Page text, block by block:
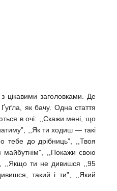
цікавими заголовками. Де
як бачу. Одна стаття
в очі: ,,Скажи мені, що
,,Як ти ходиш — такі
тебе до дрібниць”, ,,Твоя
майбутнім”, ,,Покажи свою
,,Якщо ти не дивишся ,,95
такий і ти”, ,,Який